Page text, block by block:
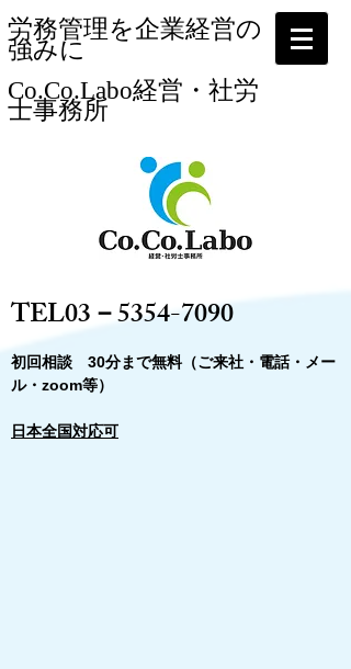
​労務管理を企業経営の
強みに
Co.Co.Labo経営・社労
士事務所​
​TEL03－5354-7090
​初回相談 30分まで無料（ご来社・電話・メー
ル・zoom等）
日本全国対応可